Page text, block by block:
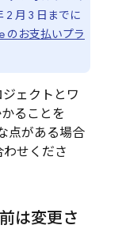
2 月 3 日 までに
のお支払いプラ
ェクトとワ
ることを
点がある場合
わせくださ
は変更さ